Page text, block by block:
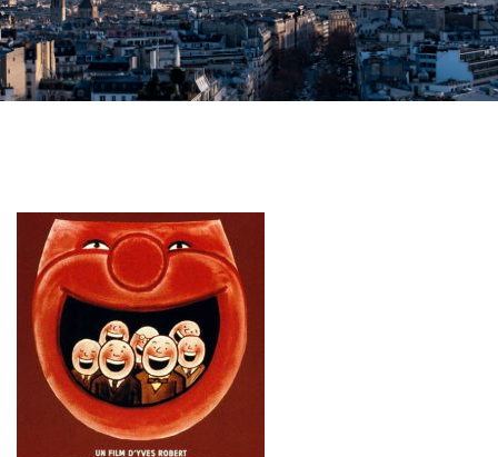
Fantasy
Horror
Misdaad
Musical
Oorlogsfilm
Romantische komedie
Thriller